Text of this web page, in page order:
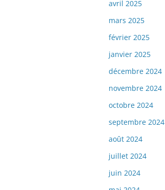
avril 2025
mars 2025
février 2025
janvier 2025
décembre 2024
novembre 2024
octobre 2024
septembre 2024
août 2024
juillet 2024
juin 2024